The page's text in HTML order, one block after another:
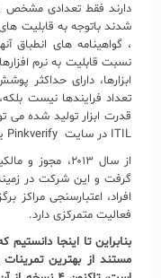
دارند فقط تعدادی مشخص
شدند باتوجه به قابلیت
نسبت قابلیت به نرم
ابزارها، دارای حداکثر
تعداد فرایندها نیست
قدرت ابزار تولید شده می
ITIL در سایت Pinkverify یکی را برگزینند.
گرفت و این شرکت در زمینه
افراد، اعتبارسنجی مراکز
فعالیت متمرکزی دارد.
بنابراین تا اینجا دانستیم
مستند از بهترین